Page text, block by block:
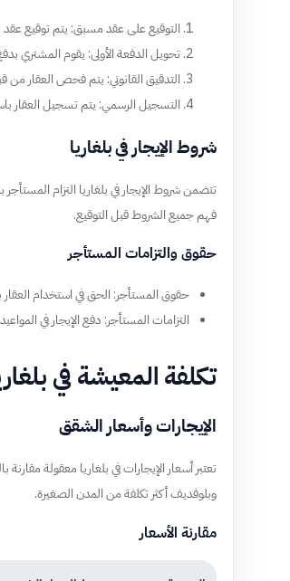
التوقيع على عقد مسبق: يتم توقيع عقد
تحويل الدفعة الأولى: يقوم المشتري
التدقيق القانوني: يتم فحص العقار
التسجيل الرسمي: يتم تسجيل العقار
شروط الإيجار في بلغاريا
تتضمن شروط الإيجار في بلغاريا التزام
فهم جميع الشروط قبل التوقيع.
حقوق والتزامات المستأجر
حقوق المستأجر: الحق في استخدام
التزامات المستأجر: دفع الإيجار في
تكلفة المعيشة في
الإيجارات وأسعار الشقق
تعتبر أسعار الإيجارات في بلغاريا معقولة
وبلوفديف أكثر تكلفة من المدن الصغيرة.
مقارنة الأسعار